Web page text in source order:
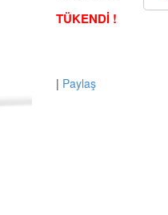
TÜKENDİ !
| Paylaş